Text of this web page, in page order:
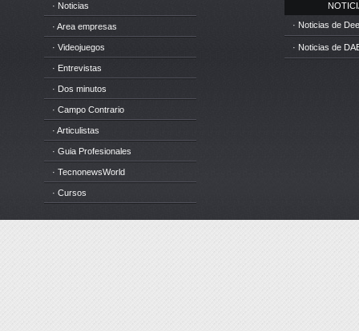
· Noticias
· Area empresas
· Videojuegos
· Entrevistas
· Dos minutos
· Campo Contrario
· Articulistas
· Guia Profesionales
· TecnonewsWorld
· Cursos
· Noticias de
· Noticias de